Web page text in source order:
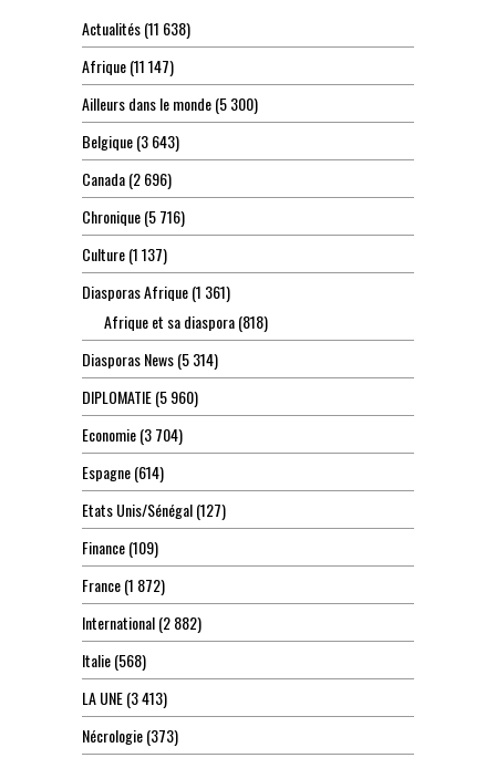
Actualités(11 638)
Afrique(11 147)
Ailleurs dans le monde(5 300)
Belgique(3 643)
Canada(2 696)
Chronique(5 716)
Culture(1 137)
Diasporas Afrique(1 361)
Afrique et sa diaspora(818)
Diasporas News(5 314)
DIPLOMATIE(5 960)
Economie(3 704)
Espagne(614)
Etats Unis/Sénégal(127)
Finance(109)
France(1 872)
International(2 882)
Italie(568)
LA UNE(3 413)
Nécrologie(373)